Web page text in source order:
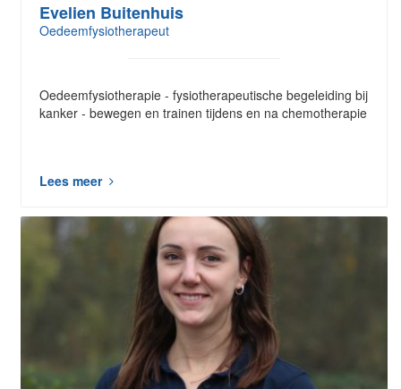
Evelien Buitenhuis
Oedeemfysiotherapeut
Oedeemfysiotherapie - fysiotherapeutische begeleiding bij
kanker - bewegen en trainen tijdens en na chemotherapie​
Lees meer